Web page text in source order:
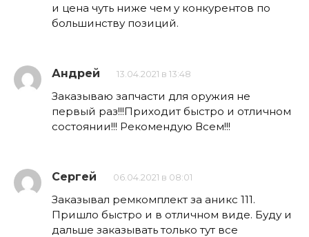
и цена чуть ниже чем у конкурентов по
большинству позиций.
Андрей 13.04.2021 в 13:48
Заказываю запчасти для оружия не
первый раз!!!Приходит быстро и отличном
состоянии!!! Рекомендую Всем!!!
Сергей 06.04.2021 в 08:01
Заказывал ремкомплект за аникс 111.
Пришло быстро и в отличном виде. Буду и
дальше заказывать только тут все